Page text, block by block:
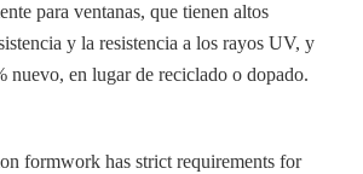
para ventanas, que tienen altos
y la resistencia a los rayos UV, y
nuevo, en lugar de reciclado o dopado.
formwork has strict requirements for